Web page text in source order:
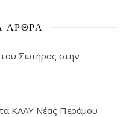
ΆΡΘΡΑ
Σωτήρος στην
ΚΑΑΥ Νέας Περάμου